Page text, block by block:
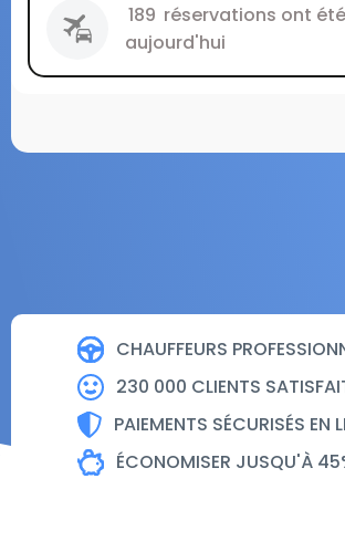
CHAUFFEURS
230 000 CLIENTS
PAIEMENTS SÉCURISÉS EN
ÉCONOMISER JUSQU'À
189 réservations ont
aujourd'hui